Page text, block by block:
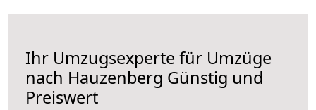
Ihr Umzugsexperte für Umzüge
nach Hauzenberg Günstig und
Preiswert